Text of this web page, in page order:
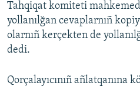
Tahqiqat komiteti
yollanılğan cevaplarnıñ
olarnıñ kerçekten de
dedi.
Qorçalayıcınıñ añlatqanına